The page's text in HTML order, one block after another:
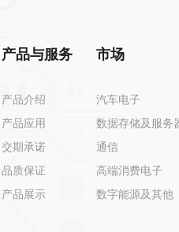
产品与服务
产品介绍
产品应用
交期承诺
品质保证
产品展示
市场
汽车电子
数据存储及服务
通信
高端消费电子
数字能源及其他